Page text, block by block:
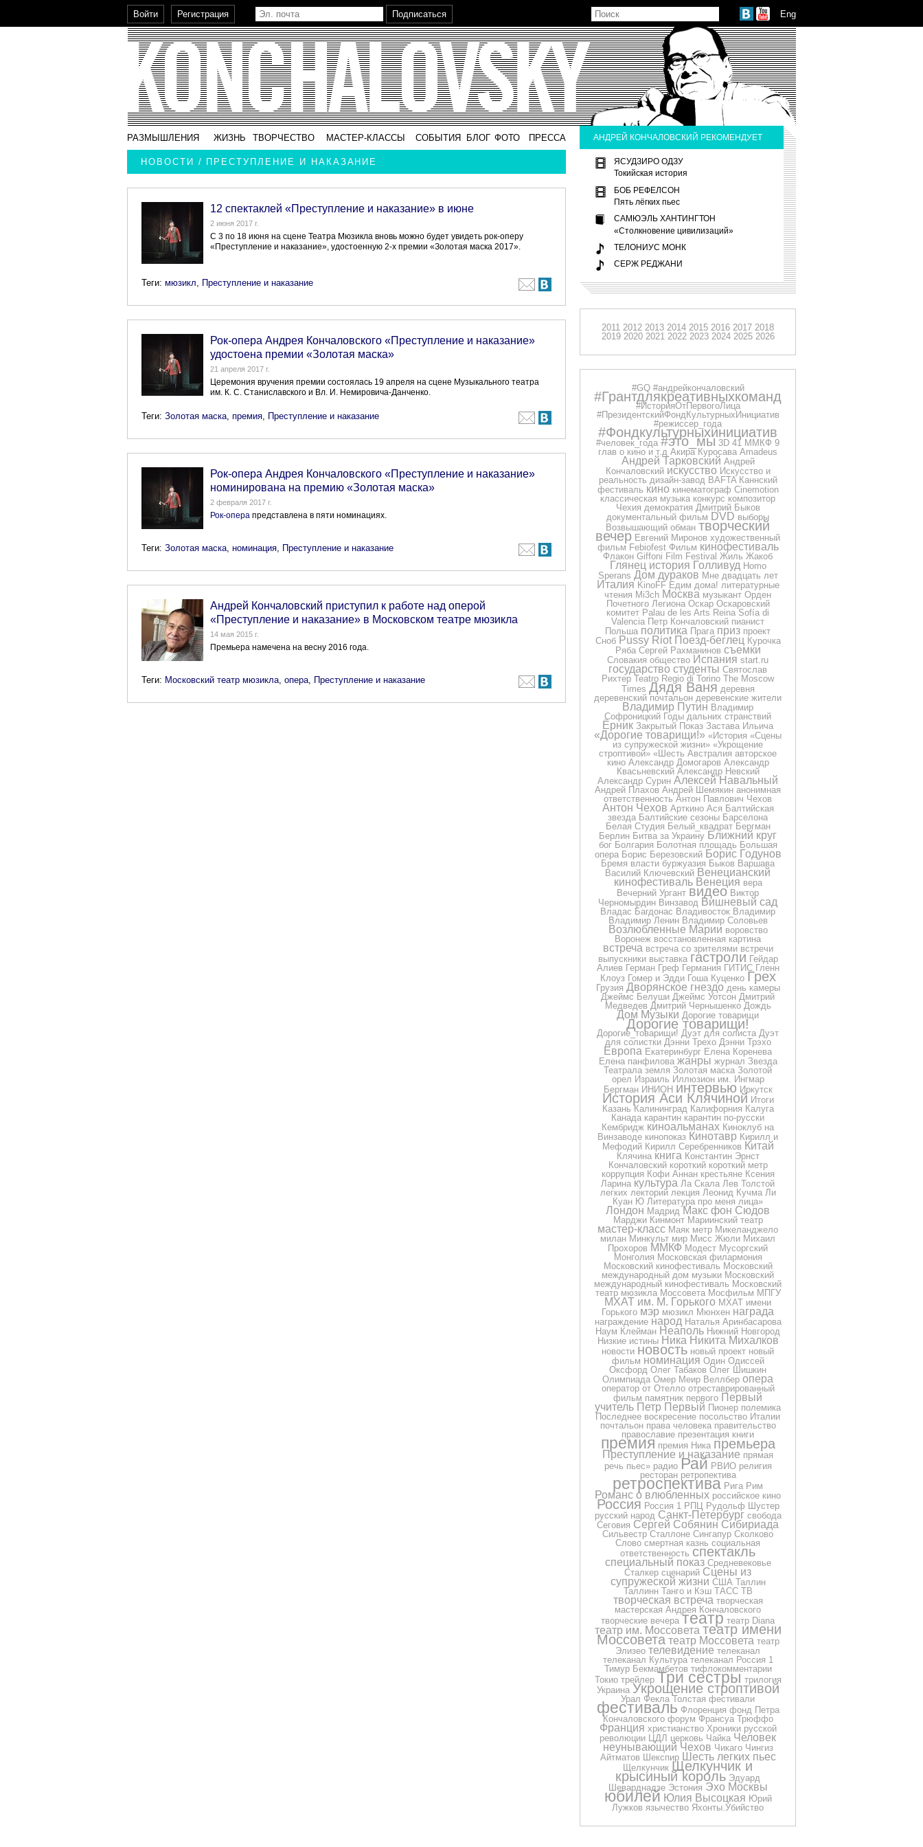
Eng
РАЗМЫШЛЕНИЯ ЖИЗНЬ ТВОРЧЕСТВО МАСТЕР-КЛАССЫ СОБЫТИЯ БЛОГ ФОТО ПРЕССА
НОВОСТИ / ПРЕСТУПЛЕНИЕ И НАКАЗАНИЕ
12 спектаклей «Преступление и наказание» в июне
2 июня 2017 г.
С 3 по 18 июня на сцене Театра Мюзикла вновь можно будет увидеть рок-оперу
«Преступление и наказание», удостоенную 2-х премии «Золотая маска 2017».
Теги: мюзикл, Преступление и наказание
Рок-опера Андрея Кончаловского «Преступление и наказание»
удостоена премии «Золотая маска»
21 апреля 2017 г.
Церемония вручения премии состоялась 19 апреля на сцене Музыкального театра
им. К. С. Станиславского и Вл. И. Немировича-Данченко.
Теги: Золотая маска, премия, Преступление и наказание
Рок-опера Андрея Кончаловского «Преступление и наказание»
номинирована на премию «Золотая маска»
2 февраля 2017 г.
Рок-опера представлена в пяти номинациях.
Теги: Золотая маска, номинация, Преступление и наказание
Андрей Кончаловский приступил к работе над оперой
«Преступление и наказание» в Московском театре мюзикла
14 мая 2015 г.
Премьера намечена на весну 2016 года.
Теги: Московский театр мюзикла, опера, Преступление и наказание
АНДРЕЙ КОНЧАЛОВСКИЙ РЕКОМЕНДУЕТ
ЯСУДЗИРО ОДЗУ
Токийская история
БОБ РЕФЕЛСОН
Пять лёгких пьес
САМЮЭЛЬ ХАНТИНГТОН
«Столкновение цивилизаций»
ТЕЛОНИУС МОНК
СЕРЖ РЕДЖАНИ
2011 2012 2013 2014 2015 2016 2017 2018
2019 2020 2021 2022 2023 2024 2025 2026
#GQ #андрейкончаловский
#Грантдлякреативныхкоманд
#ИсторияОтПервогоЛица
#ПрезидентскийФондКультурныхИнициатив
#режиссер_года
#Фондкультурныхинициатив
#человек_года #это_мы 3D 41 ММКФ 9
глав о кино и т.д Акира Куросава Amadeus
Андрей Тарковский Андрей
Кончаловский искусство Искусство и
реальность дизайн-завод BAFTA Каннский
фестиваль кино кинематограф Cinemotion
классическая музыка конкурс композитор
Чехия демократия Дмитрий Быков
документальный фильм DVD выборы
Возвышающий обман творческий
вечер Евгений Миронов художественный
фильм Febiofest Фильм кинофестиваль
Флакон Giffoni Film Festival Жиль Жакоб
Глянец история Голливуд Homo
Sperans Дом дураков Мне двадцать лет
Италия KinoFF Едим дома! литературные
чтения Mi3ch Москва музыкант Орден
Почетного Легиона Оскар Оскаровский
комитет Palau de les Arts Reina Sofía di
Valencia Петр Кончаловский пианист
Польша политика Прага приз проект
Сноб Pussy Riot Поезд-беглец Курочка
Ряба Сергей Рахманинов съемки
Словакия общество Испания start.ru
государство студенты Святослав
Рихтер Teatro Regio di Torino The Moscow
Times Дядя Ваня деревня
деревенский почтальон деревенские жители
Владимир Путин Владимир
Софроницкий Годы дальних странствий
Ёрник Закрытый Показ Застава Ильича
«Дорогие товарищи!» «История «Сцены
из супружеской жизни» «Укрощение
строптивой» «Шесть Австралия авторское
кино Александр Домогаров Александр
Квасьневский Александр Невский
Александр Сурин Алексей Навальный
Андрей Плахов Андрей Шемякин анонимная
ответственность Антон Павлович Чехов
Антон Чехов Арткино Ася Балтийская
звезда Балтийские сезоны Барселона
Белая Студия Белый_квадрат Бергман
Берлин Битва за Украину Ближний круг
бог Болгария Болотная площадь Большая
опера Борис Березовский Борис Годунов
Бремя власти буржуазия Быков Варшава
Василий Ключевский Венецианский
кинофестиваль Венеция вера
Вечерний Ургант видео Виктор
Черномырдин Винзавод Вишневый сад
Владас Багдонас Владивосток Владимир
Владимир Ленин Владимир Соловьев
Возлюбленные Марии воровство
Воронеж восстановленная картина
встреча встреча со зрителями встречи
выпускники выставка гастроли Гейдар
Алиев Герман Греф Германия ГИТИС Гленн
Клоуз Гомер и Эдди Гоша Куценко Грех
Грузия Дворянское гнездо день камеры
Джеймс Белуши Джеймс Уотсон Дмитрий
Медведев Дмитрий Чернышенко Дождь
Дом Музыки Дорогие товарищи
Дорогие товарищи!
Дорогие_товарищи! Дуэт для солиста Дуэт
для солистки Дэнни Трехо Дэнни Трэхо
Европа Екатеринбург Елена Коренева
Елена панфилова жанры журнал Звезда
Театрала земля Золотая маска Золотой
орел Израиль Иллюзион им. Ингмар
Бергман ИНИОН интервью Иркутск
История Аси Клячиной Итоги
Казань Калининград Калифорния Калуга
Канада карантин карантин по-русски
Кембридж киноальманах Киноклуб на
Винзаводе кинопоказ Кинотавр Кирилл и
Мефодий Кирилл Серебренников Китай
Клячина книга Константин Эрнст
Кончаловский короткий короткий метр
коррупция Кофи Аннан крестьяне Ксения
Ларина культура Ла Скала Лев Толстой
легких лекторий лекция Леонид Кучма Ли
Куан Ю Литература про меня лица»
Лондон Мадрид Макс фон Сюдов
Марджи Кинмонт Мариинский театр
мастер-класс Маяк метр Микеланджело
милан Минкульт мир Мисс Жюли Михаил
Прохоров ММКФ Модест Мусоргский
Монголия Московская филармония
Московский кинофестиваль Московский
международный дом музыки Московский
международный кинофестиваль Московский
театр мюзикла Моссовета Мосфильм МПГУ
МХАТ им. М. Горького МХАТ имени
Горького мэр мюзикл Мюнхен награда
награждение народ Наталья Аринбасарова
Наум Клейман Неаполь Нижний Новгород
Низкие истины Ника Никита Михалков
новости новость новый проект новый
фильм номинация Один Одиссей
Оксфорд Олег Табаков Олег Шишкин
Олимпиада Омер Меир Веллбер опера
оператор от Отелло отреставрированный
фильм памятник первого Первый
учитель Петр Первый Пионер полемика
Последнее воскресение посольство Италии
почтальон права человека правительство
православие презентация книги
премия премия Ника премьера
Преступление и наказание прямая
речь пьес» радио Рай РВИО религия
ресторан ретропектива
ретроспектива Рига Рим
Романс о влюбленных российское кино
Россия Россия 1 РПЦ Рудольф Шустер
русский народ Санкт-Петербург свобода
Сеговия Сергей Собянин Сибириада
Сильвестр Сталлоне Сингапур Сколково
Слово смертная казнь социальная
ответственность спектакль
специальный показ Средневековье
Сталкер сценарий Сцены из
супружеской жизни США Таллин
Таллинн Танго и Кэш ТАСС ТВ
творческая встреча творческая
мастерская Андрея Кончаловского
творческие вечера театр театр Diana
театр им. Моссовета театр имени
Моссовета театр Моссовета театр
Элизео телевидение телеканал
телеканал Культура телеканал Россия 1
Тимур Бекмамбетов тифлокомментарии
Токио трейлер Три сестры трилогия
Украина Укрощение строптивой
Урал Фекла Толстая фестивали
фестиваль Флоренция фонд Петра
Кончаловского форум Франсуа Трюффо
Франция христианство Хроники русской
революции ЦДЛ церковь Чайка Человек
неунывающий Чехов Чикаго Чингиз
Айтматов Шекспир Шесть легких пьес
Щелкунчик Щелкунчик и
крысиный король Эдуард
Шеварднадзе Эстония Эхо Москвы
юбилей Юлия Высоцкая Юрий
Лужков язычество Яхонты.Убийство